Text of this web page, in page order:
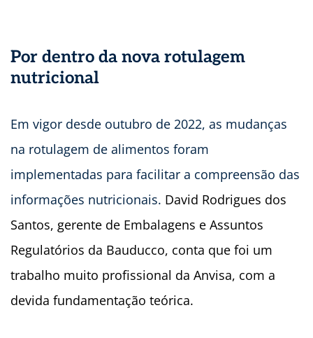
Por dentro da nova rotulagem
nutricional
Em vigor desde outubro de 2022, as mudanças
na rotulagem de alimentos foram
implementadas para facilitar a compreensão das
informações nutricionais. David Rodrigues dos
Santos, gerente de Embalagens e Assuntos
Regulatórios da Bauducco, conta que foi um
trabalho muito profissional da Anvisa, com a
devida fundamentação teórica.